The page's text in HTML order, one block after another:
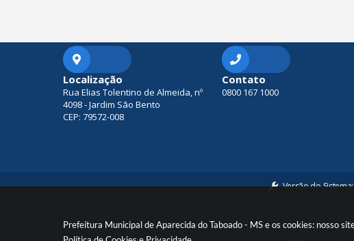
Prefeitura Municipal de Aparecida do Taboado - MS e os cookies: nosso
Localização
Rua Elias Tolentino de Almeida, nº
4098 - Jardim São Bento
CEP: 79572-008
Contato
0800 167 1000
Versão do